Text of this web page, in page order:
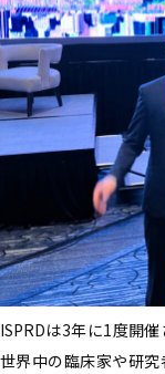
ISPRDは3年に1度開
世界中の臨床家や研